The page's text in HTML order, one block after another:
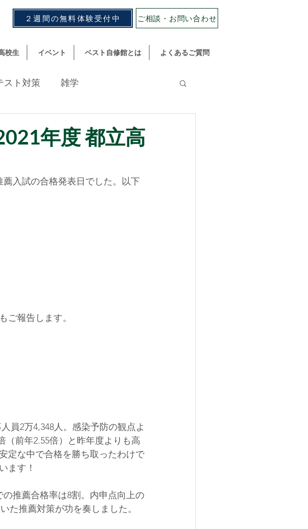
２週間の無料体験受付中 ご相談・お問い合わせ
校生 イベント ベスト自修館とは よくあるご質問
スト対策 雑学
年度 都立高
入試の合格発表日でした。以下
もご報告します。
員2万4,348人。感染予防の観点よ
（前年2.55倍）と昨年度よりも高
定な中で合格を勝ち取ったわけで
います！
推薦合格率は8割。内申点向上の
た推薦対策が功を奏しました。